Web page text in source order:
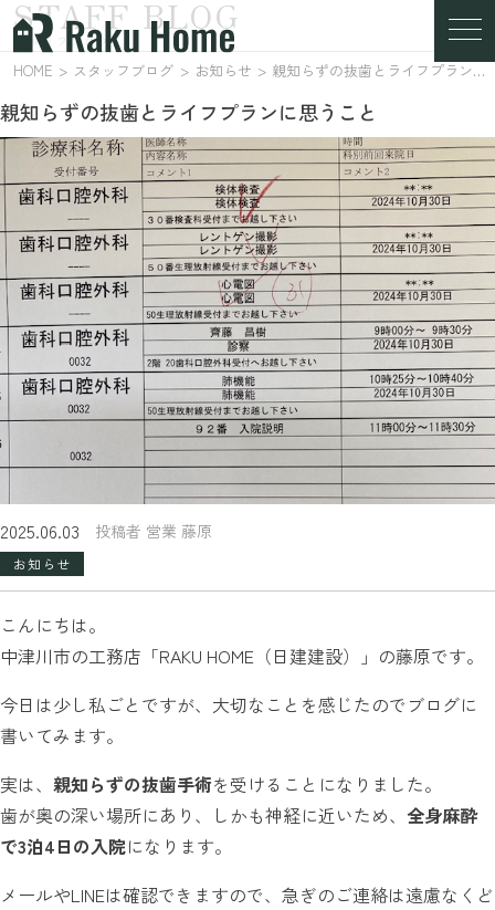
スタッフブログ
STAFF BLOG
HOME スタッフブログ お知らせ 親知らずの抜歯とライフプランに思うこと
親知らずの抜歯とライフプランに思うこと
2025.06.03 投稿者 営業 藤原
お知らせ
こんにちは。
中津川市の工務店「RAKU HOME（日建建設）」の藤原です。
今日は少し私ごとですが、大切なことを感じたのでブログに
書いてみます。
実は、 親知らずの抜歯手術を受けることになりました。
歯が奥の深い場所にあり、しかも神経に近いため、 全身麻酔
で3泊4日の入院になります。
メールやLINEは確認できますので、急ぎのご連絡は遠慮なくど